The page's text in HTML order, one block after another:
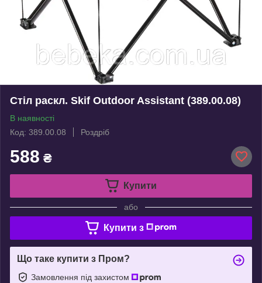
Стіл раскл. Skif Outdoor Assistant (389.00.08)
В наявності
Код: 389.00.08
Роздріб
588 ₴
Купити
або
Купити з
Що таке купити з Пром?
Замовлення під захистом